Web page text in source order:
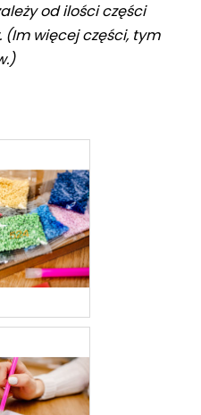
od ilości części
(Im więcej części, tym